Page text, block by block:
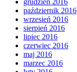
październik 2016
wrzesień 2016
sierpień 2016
lipiec 2016
czerwiec 2016
maj 2016
marzec 2016